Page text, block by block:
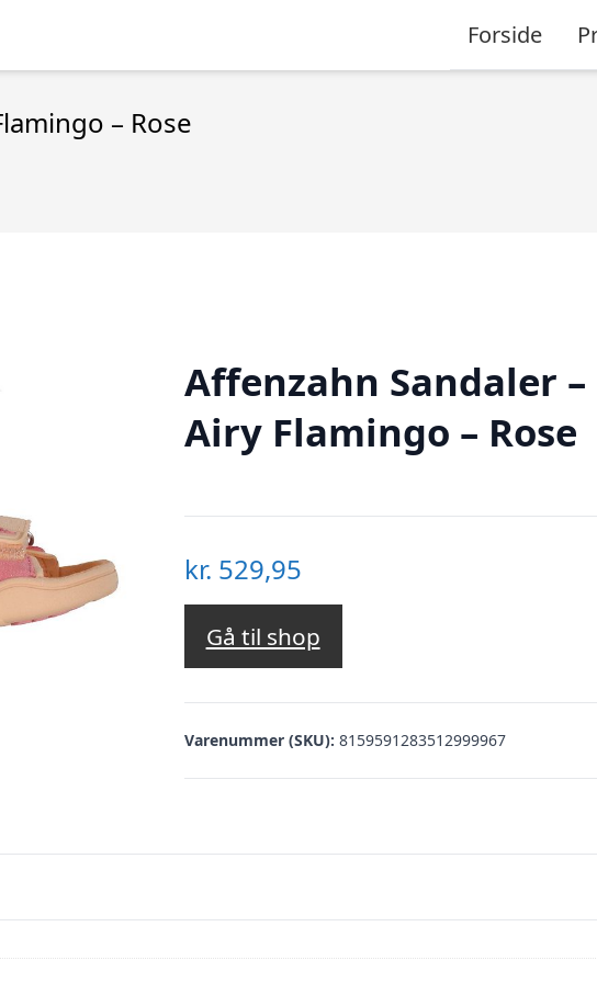
Forside
– Rose
Affenzahn Sandaler –
Airy Flamingo – Rose
kr. 529,95
Gå til shop
Varenummer (SKU): 8159591283512999967